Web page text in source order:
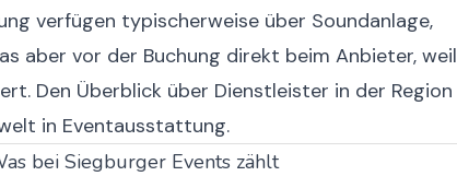
verfügen typischerweise über Soundanlage,
aber vor der Buchung direkt beim Anbieter, weil
Den Überblick über Dienstleister in der Region
in Eventausstattung.
bei Siegburger Events zählt